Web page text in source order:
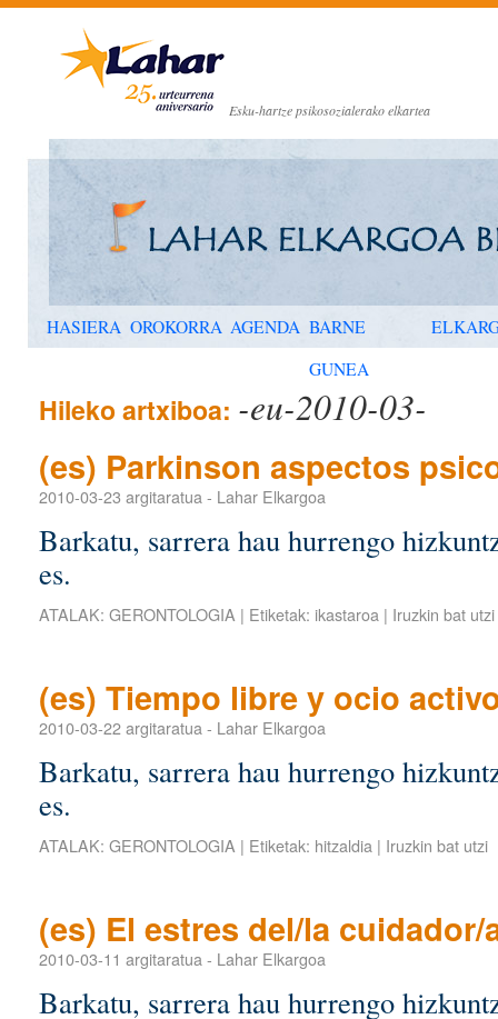
Esku-hartze psikosozialerako elkartea
HASIERA OROKORRA AGENDA BARNE
GUNEA
Hileko artxiboa: -eu-2010-03-
(es) Parkinson aspectos
2010-03-23 argitaratua - Lahar Elkargoa
Barkatu, sarrera hau hurrengo
es.
ATALAK: GERONTOLOGIA | Etiketak: ikastaroa | Iruzkin bat utzi
(es) Tiempo libre y ocio
2010-03-22argitaratua - Lahar Elkargoa
Barkatu, sarrera hau hurrengo
es.
ATALAK: GERONTOLOGIA | Etiketak: hitzaldia | Iruzkin bat utzi
(es) El estres del/la cuidador/
2010-03-11 argitaratua - Lahar Elkargoa
Barkatu, sarrera hau hurrengo